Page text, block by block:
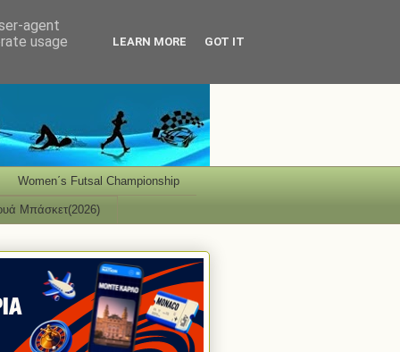
Women΄s Futsal Championship
Μπάσκετ(2026)
agent
usage
LEARN MORE GOT IT